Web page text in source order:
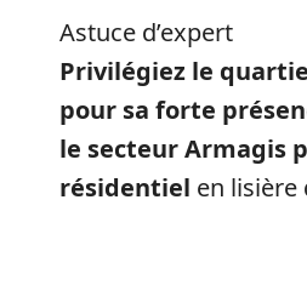
Astuce d’expert
Privilégiez le
pour sa forte
le secteur Armagis
résidentiel en lisière